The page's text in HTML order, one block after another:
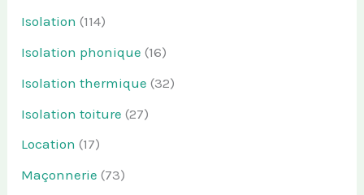
Isolation (114)
Isolation phonique (16)
Isolation thermique (32)
Isolation toiture (27)
Location (17)
Maçonnerie (73)